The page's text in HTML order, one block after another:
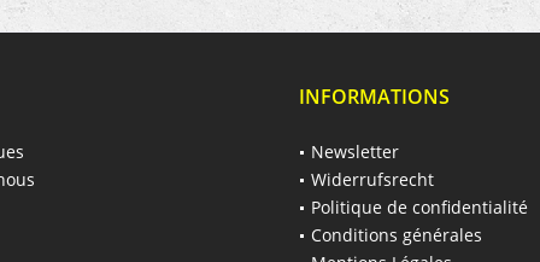
INFORMATIONS
Newsletter
Widerrufsrecht
Politique de confidentialité
Conditions générales